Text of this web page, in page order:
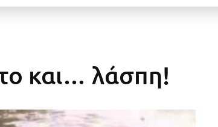
και… λάσπη!